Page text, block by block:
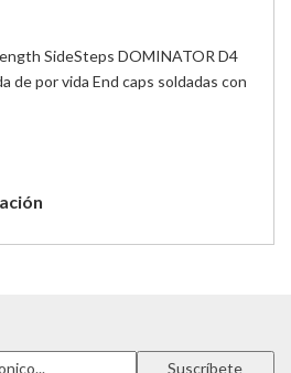
SideSteps DOMINATOR D4
de por vida End caps soldadas con